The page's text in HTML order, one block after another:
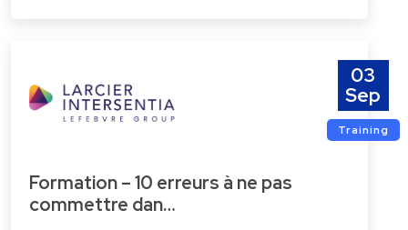
03
Sep
Training
Formation – 10 erreurs à ne pas
commettre dan…